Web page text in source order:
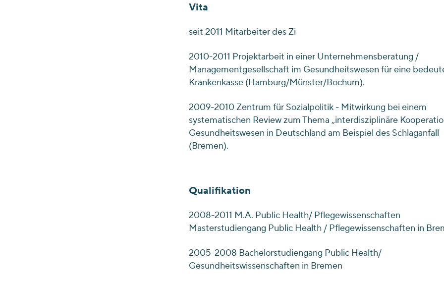
Vita
seit 2011 Mitarbeiter des Zi
2010-2011 Projektarbeit in einer Unternehmensberatung /
Managementgesellschaft im Gesundheitswesen für eine
Krankenkasse (Hamburg/Münster/Bochum).
2009-2010 Zentrum für Sozialpolitik - Mitwirkung bei einem
systematischen Review zum Thema „interdisziplinäre
Gesundheitswesen in Deutschland am Beispiel des Schlaganfall
(Bremen).
Qualifikation
2008-2011 M.A. Public Health/ Pflegewissenschaften
Masterstudiengang Public Health / Pflegewissenschaften in
2005-2008 Bachelorstudiengang Public Health/
Gesundheitswissenschaften in Bremen